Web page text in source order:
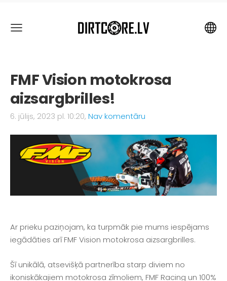
FMF Vision motokrosa
aizsargbrilles!
6. jūlijs, 2023 pl. 10:20, Nav komentāru
Ar prieku paziņojam, ka turpmāk pie mums iespējams
iegādāties arī FMF Vision motokrosa aizsargbrilles.
Šī unikālā, atsevišķā partnerība starp diviem no
ikoniskākajiem motokrosa zīmoliem, FMF Racing un 100%